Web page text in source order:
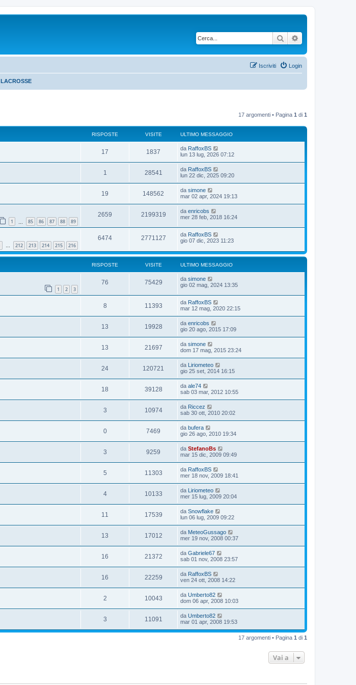
Cerca
Login
Iscriviti
17 argomenti • Pagina 1 di 1
RISPOSTE VISITE ULTIMO MESSAGGIO
17 1837 da RaffoxBS
lun 13 lug, 2026 07:12
1 28541 da RaffoxBS
lun 22 dic, 2025 09:20
19 148562 da simone
mar 02 apr, 2024 19:13
1 85 86 87 88 89
2659 2199319 da enricobs
mer 28 feb, 2018 16:24
… 212 213 214 215 216
6474 2771127 da RaffoxBS
gio 07 dic, 2023 11:23
RISPOSTE VISITE ULTIMO MESSAGGIO
1 2 3
76 75429 da simone
gio 02 mag, 2024 13:35
8 11393 da RaffoxBS
mar 12 mag, 2020 22:15
13 19928 da enricobs
gio 20 ago, 2015 17:09
13 21697 da simone
dom 17 mag, 2015 23:24
24 120721 da Liriometeo
gio 25 set, 2014 16:15
18 39128 da ale74
sab 03 mar, 2012 10:55
3 10974 da Riccez
sab 30 ott, 2010 20:02
0 7469 da bufera
gio 26 ago, 2010 19:34
3 9259 da StefanoBs
mar 15 dic, 2009 09:49
5 11303 da RaffoxBS
mer 18 nov, 2009 18:41
4 10133 da Liriometeo
mer 15 lug, 2009 20:04
11 17539 da Snowflake
lun 06 lug, 2009 09:22
13 17012 da MeteoGussago
mer 19 nov, 2008 00:37
16 21372 da Gabriele67
sab 01 nov, 2008 23:57
16 22259 da RaffoxBS
ven 24 ott, 2008 14:22
2 10043 da Umberto82
dom 06 apr, 2008 10:03
3 11091 da Umberto82
mar 01 apr, 2008 19:53
17 argomenti • Pagina 1 di 1
Vai a